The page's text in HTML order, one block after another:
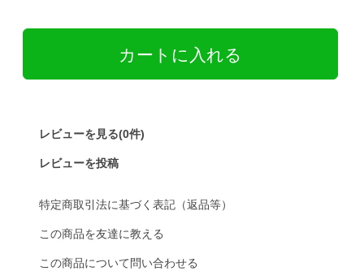
レビューを見る(0件)
レビューを投稿
特定商取引法に基づく表記（返品等）
この商品を友達に教える
この商品について問い合わせる